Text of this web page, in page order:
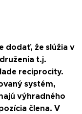
dodať, že slúžia v
t.j.
reciprocity.
systém,
výhradného
člena. V